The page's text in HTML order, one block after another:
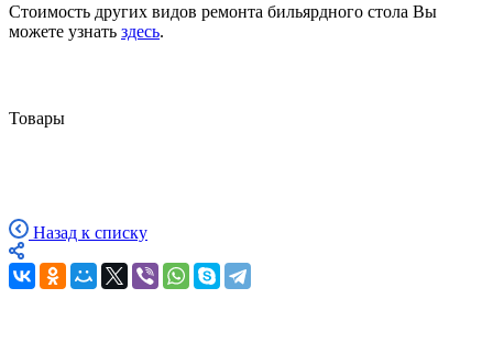
Стоимость других видов ремонта бильярдного стола Вы
можете узнать здесь.
Товары
Назад к списку